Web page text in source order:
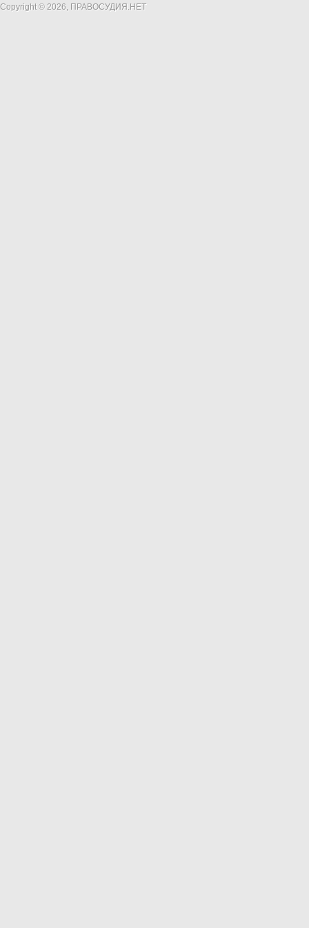
Copyright © 2026, ПРАВОСУДИЯ.НЕТ